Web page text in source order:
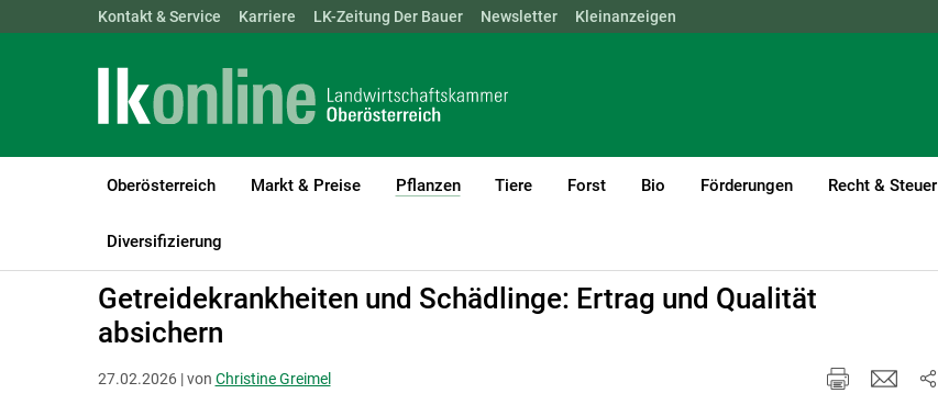
Landwirtschaftskammern: ÖSTERREICH BGLD KTN NÖ OÖ SBG STMK
Kontakt & Service Karriere LK-Zeitung Der Bauer Newsletter Kleinanzeigen
Oberösterreich Markt & Preise Pflanzen
(current)1
Tiere Forst Bio Förderungen Recht & Steuer
Diversifizierung
LK Oberösterreich Pflanzen
Getreidekrankheiten und Schädlinge: Ertrag und Qualität
absichern
27.02.2026 | von Christine Greimel